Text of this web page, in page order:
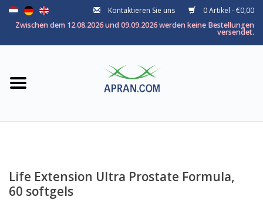
Kontaktieren Sie uns
0 Artikel - €0,00
Zwischen dem 12.08.2026 und 09.09.2026 werden keine Bestellungen
versendet.
Startseite
Kategorie
Nach thema
Life Extension Ultra Prostate Formula,
60 softgels